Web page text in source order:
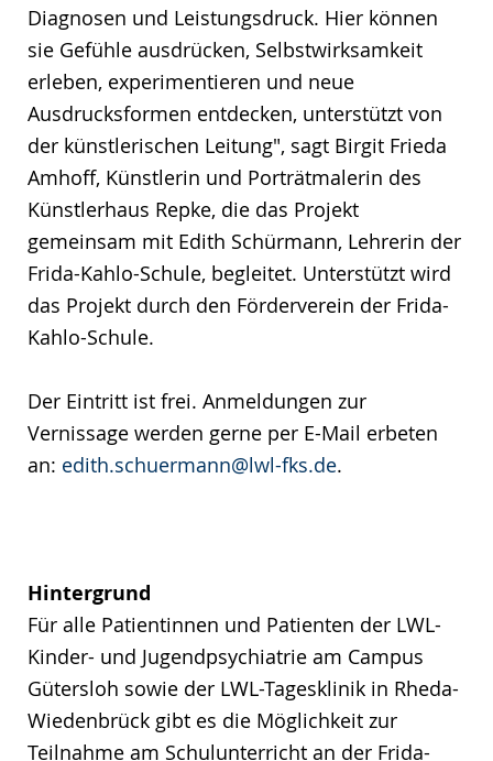
Diagnosen und Leistungsdruck. Hier können
sie Gefühle ausdrücken, Selbstwirksamkeit
erleben, experimentieren und neue
Ausdrucksformen entdecken, unterstützt von
der künstlerischen Leitung", sagt Birgit Frieda
Amhoff, Künstlerin und Porträtmalerin des
Künstlerhaus Repke, die das Projekt
gemeinsam mit Edith Schürmann, Lehrerin der
Frida-Kahlo-Schule, begleitet. Unterstützt wird
das Projekt durch den Förderverein der Frida-
Kahlo-Schule.
Der Eintritt ist frei. Anmeldungen zur
Vernissage werden gerne per E-Mail erbeten
an: edith.schuermann@lwl-fks.de.
Hintergrund
Für alle Patientinnen und Patienten der LWL-
Kinder- und Jugendpsychiatrie am Campus
Gütersloh sowie der LWL-Tagesklinik in Rheda-
Wiedenbrück gibt es die Möglichkeit zur
Teilnahme am Schulunterricht an der Frida-